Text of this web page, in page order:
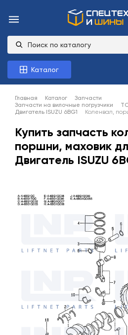
Каталог
Главная Каталог
Запчасти
Запчасти на вилочные погрузчики
Двигатель ISUZU 6BG1
Коленвал,
Купить запчасть
поршни, маховик
Двигатель ISUZU